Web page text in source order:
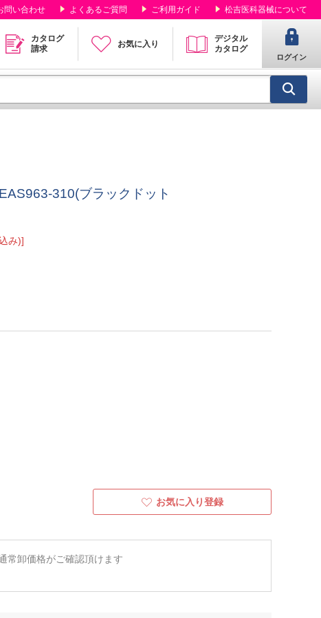
問い合わせ よくあるご質問 ご利用ガイド 松吉医科器械について
カタログ
請求
お気に入り
デジタル
カタログ
ログイン
310(ブラックドット
み)]
お気に入り登録
常卸価格がご確認頂けます